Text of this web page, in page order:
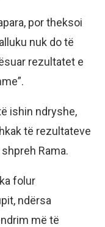
por theksoi
nuk do të
rezultatet e
ishin ndryshe,
të rezultateve
Rama.
folur
ndërsa
më të